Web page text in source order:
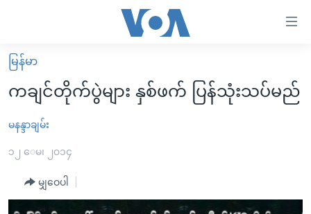
လွယ်ကူ
စေ
Link
များ
အကြောင်းအရာ
မူလစာမျက်နှာ
မြန်မာ
ကမ္ဘာ့သတင်းများ
နိုင်ငံတကာ
တရုတ်
ဗွီဒီယို
ရပ်ဝန်းတခု လမ်းတခု အလွန်
မြန်မာ
ကချင်တိုက်ပွဲများ နှစ်ဖက် ပြန်သုံးသပ်မည်
မနန္ဒာချမ်း
၁၂ ေမ၊ ၂၀၁၄
မျှဝေပါ